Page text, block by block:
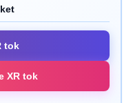
tok
XR tok